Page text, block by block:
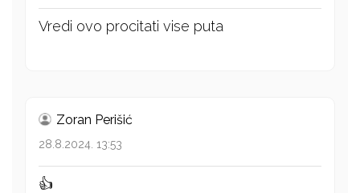
Vredi ovo procitati vise puta
Zoran Perišić
28.8.2024. 13:53
👍